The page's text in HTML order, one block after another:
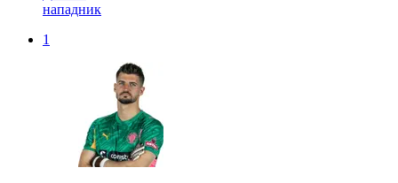
нападник
1